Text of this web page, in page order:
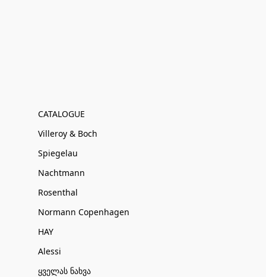
CATALOGUE
Villeroy & Boch
Spiegelau
Nachtmann
Rosenthal
Normann Copenhagen
HAY
Alessi
ყველას ნახვა